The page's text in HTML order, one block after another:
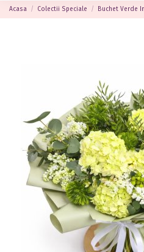
Acasa Colectii Speciale Buchet Verde